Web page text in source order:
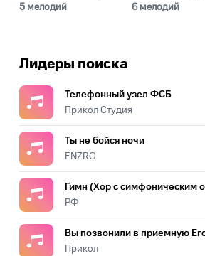
5 мелодий
6 мелодий
Лидеры поиска
Телефонный узел ФСБ
Прикол Студия
Ты не бойся ночи
ENZRO
Гимн (Хор с симфоническим
РФ
Вы позвонили в приемную
Прикол